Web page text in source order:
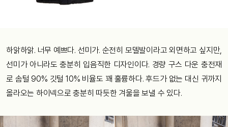
하앍하앍. 너무 예쁘다. 선미가. 순전히 모델발이라고 외면하고 싶지만,
선미가 아니라도 충분히 입음직한 디자인이다. 경량 구스 다운 충전재
로 솜털 90% 깃털 10% 비율도 꽤 훌륭하다. 후드가 없는 대신 귀까지
올라오는 하이넥으로 충분히 따듯한 겨울을 보낼 수 있다.